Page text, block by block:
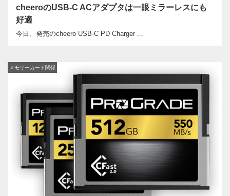
cheeroのUSB-C ACアダプタは一眼ミラーレスにも
好適
今日、発売のcheero USB-C PD Charger ...
メモリーカード関係